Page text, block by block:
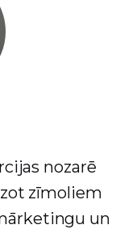
nozarē
zīmoliem
un